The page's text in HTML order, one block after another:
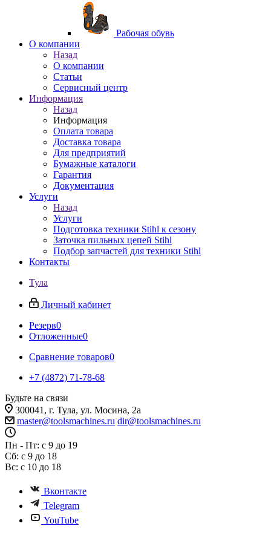
Рабочая обувь
O компании
Назад
O компании
Статьи
Сервисный центр
Информация
Назад
Информация
Оплата товара
Доставка товара
Для предприятий
Бумажные каталоги
Гарантия
Документация
Услуги
Назад
Услуги
Подготовка техники Stihl к сезону
Заточка пильных цепей Stihl
Подбор запчастей для техники Stihl
Контакты
Тула
Личный кабинет
Резерв0
Отложенные0
Сравнение товаров0
+7 (4872) 71-78-68
Будьте на связи
300041, г. Тула, ул. Мосина, 2а
master@toolsmachines.ru dir@toolsmachines.ru
Пн - Пт: с 9 до 19
Сб: с 9 до 18
Вс: с 10 до 18
Вконтакте
Telegram
YouTube